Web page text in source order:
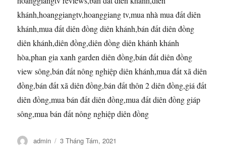
khánh,hoanggiangtv,hoanggiang tv,mua nhà mua đất diên
khánh,mua đất diên đồng diên khánh,bán đất diên đồng
diên khánh,diên đồng,diên đồng diên khánh khánh
hòa,phan gia xanh garden diên đồng,bán đất diên đồng
view sông,bán đất nông nghiệp diên khánh,mua đất xã diên
đồng,bán đất xã diên đồng,bán đất thôn 2 diên đồng,giá đất
diên đồng,mua bán đất diên đồng,mua đất diên đồng giáp
sông,mua bán đất nông nghiệp diên đồng
Tác
admin
Đăng
3 Tháng Tám, 2021